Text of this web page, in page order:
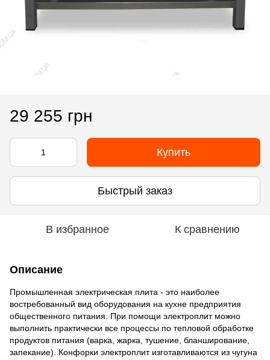
29 255 грн
Купить
Быстрый заказ
В избранное К сравнению
Описание
Промышленная электрическая плита - это наиболее
востребованный вид оборудования на кухне предприятия
общественного питания. При помощи электроплит можно
выполнить практически все процессы по тепловой обработке
продуктов питания (варка, жарка, тушение, бланширование,
запекание). Конфорки электроплит изготавливаются из чугуна